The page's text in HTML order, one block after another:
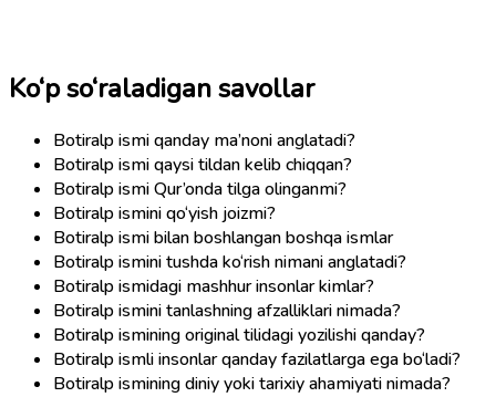
Ko‘p so‘raladigan savollar
Botiralp ismi qanday ma’noni anglatadi?
Botiralp ismi qaysi tildan kelib chiqqan?
Botiralp ismi Qur’onda tilga olinganmi?
Botiralp ismini qo‘yish joizmi?
Botiralp ismi bilan boshlangan boshqa ismlar
Botiralp ismini tushda ko‘rish nimani anglatadi?
Botiralp ismidagi mashhur insonlar kimlar?
Botiralp ismini tanlashning afzalliklari nimada?
Botiralp ismining original tilidagi yozilishi qanday?
Botiralp ismli insonlar qanday fazilatlarga ega bo‘ladi?
Botiralp ismining diniy yoki tarixiy ahamiyati nimada?